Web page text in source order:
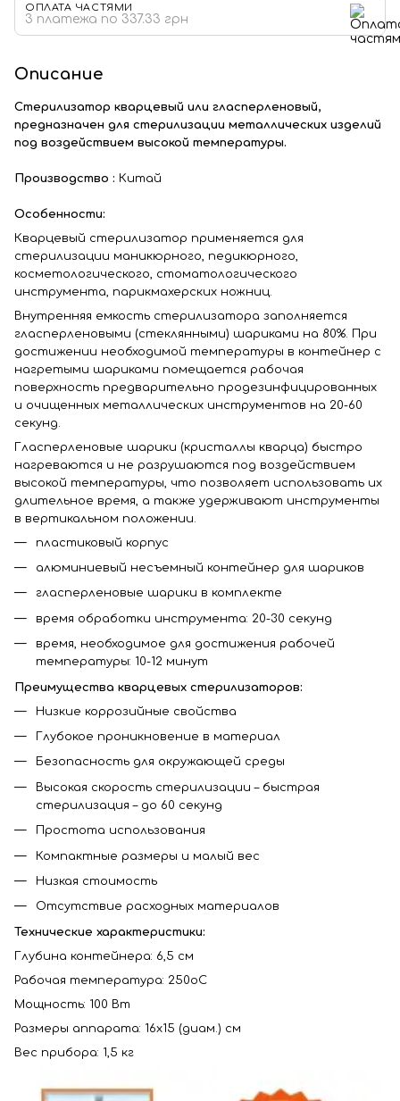
ОПЛАТА ЧАСТЯМИ
3 платежа по 337.33 грн
Описание
Стерилизатор кварцевый или гласперленовый,
предназначен для стерилизации металлических изделий
под воздействием высокой температуры.
Производство : Китай
Особенности:
Кварцевый стерилизатор применяется для
стерилизации маникюрного, педикюрного,
косметологического, стоматологического
инструмента, парикмахерских ножниц.
Внутренняя емкость стерилизатора заполняется
гласперленовыми (стеклянными) шариками на 80%. При
достижении необходимой температуры в контейнер с
нагретыми шариками помещается рабочая
поверхность предварительно продезинфицированных
и очищенных металлических инструментов на 20-60
секунд.
Гласперленовые шарики (кристаллы кварца) быстро
нагреваются и не разрушаются под воздействием
высокой температуры, что позволяет использовать их
длительное время, а также удерживают инструменты
в вертикальном положении.
пластиковый корпус
алюминиевый несъемный контейнер для шариков
гласперленовые шарики в комплекте
время обработки инструмента: 20-30 секунд
время, необходимое для достижения рабочей
температуры: 10-12 минут
Преимущества кварцевых стерилизаторов:
Низкие коррозийные свойства
Глубокое проникновение в материал
Безопасность для окружающей среды
Высокая скорость стерилизации – быстрая
стерилизация – до 60 секунд
Простота использования
Компактные размеры и малый вес
Низкая стоимость
Отсутствие расходных материалов
Технические характеристики:
Глубина контейнера: 6,5 см
Рабочая температура: 250оС
Мощность: 100 Вт
Размеры аппарата: 16х15 (диам.) см
Вес прибора: 1,5 кг